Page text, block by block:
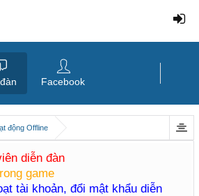
động Offline
diễn đàn
game
tài khoản, đổi mật khẩu diễn
Facebook